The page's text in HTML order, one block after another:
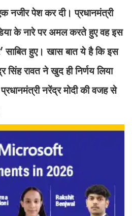
नजीर पेश कर दी। प्रधानमंत्री
के नारे पर अमल करते हुए वह इस
हुए। खास बात ये है कि इस
सिंह रावत ने खुद ही निर्णय लिया
नरेंद्र मोदी की वजह से